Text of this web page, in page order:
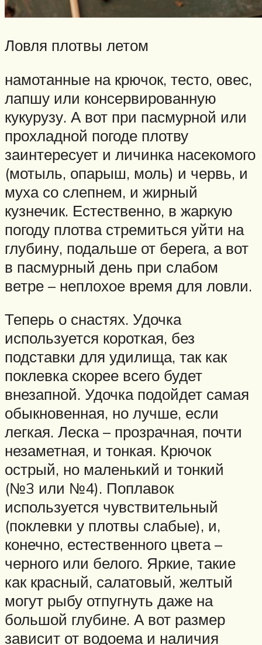
Ловля плотвы летом
намотанные на крючок, тесто, овес,
лапшу или консервированную
кукурузу. А вот при пасмурной или
прохладной погоде плотву
заинтересует и личинка насекомого
(мотыль, опарыш, моль) и червь, и
муха со слепнем, и жирный
кузнечик. Естественно, в жаркую
погоду плотва стремиться уйти на
глубину, подальше от берега, а вот
в пасмурный день при слабом
ветре – неплохое время для ловли.
Теперь о снастях. Удочка
используется короткая, без
подставки для удилища, так как
поклевка скорее всего будет
внезапной. Удочка подойдет самая
обыкновенная, но лучше, если
легкая. Леска – прозрачная, почти
незаметная, и тонкая. Крючок
острый, но маленький и тонкий
(№3 или №4). Поплавок
используется чувствительный
(поклевки у плотвы слабые), и,
конечно, естественного цвета –
черного или белого. Яркие, такие
как красный, салатовый, желтый
могут рыбу отпугнуть даже на
большой глубине. А вот размер
зависит от водоема и наличия